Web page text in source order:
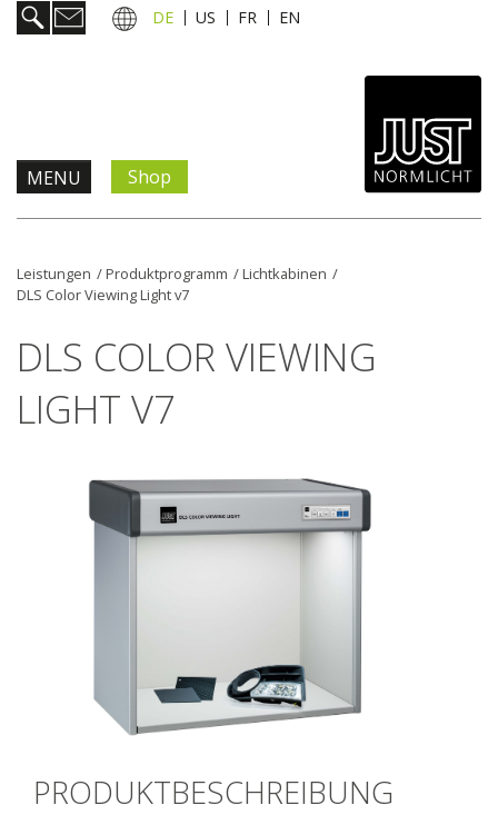
DE US FR EN
MENU
Information & Service
Aktuelles
Unternehmen
Shop
Leistungen /Produktprogramm /Lichtkabinen /
DLS Color Viewing Light v7
DLS COLOR VIEWING
LIGHT V7
PRODUKTBESCHREIBUNG